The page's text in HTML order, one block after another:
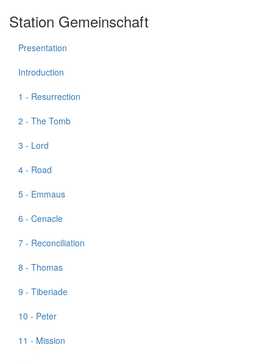
Station Gemeinschaft
Presentation
Introduction
1 - Resurrection
2 - The Tomb
3 - Lord
4 - Road
5 - Emmaus
6 - Cenacle
7 - Reconciliation
8 - Thomas
9 - Tiberiade
10 - Peter
11 - Mission